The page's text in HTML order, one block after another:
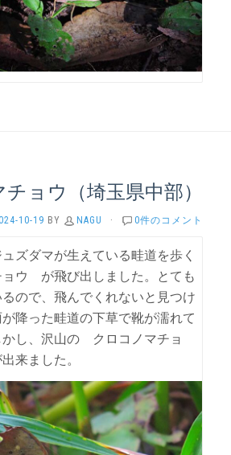
ョウ（埼玉県中部）
10-19 BY NAGU · 0件のコメント
ズダマが生えている畦道を歩く
ウ が飛び出しました。とても
ので、飛んでくれないと見つけ
降った畦道の下草で靴が濡れて
かし、沢山の クロコノマチョ
来ました。